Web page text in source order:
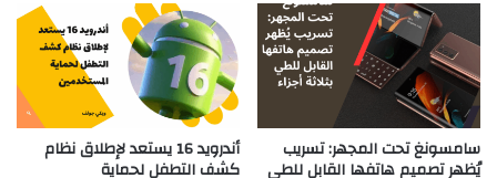
سامسونغ تحت المجهر: تسريب
يُظهر تصميم هاتفها القابل للطي
أندرويد 16 يستعد لإطلاق نظام
كشف التطفل لحماية